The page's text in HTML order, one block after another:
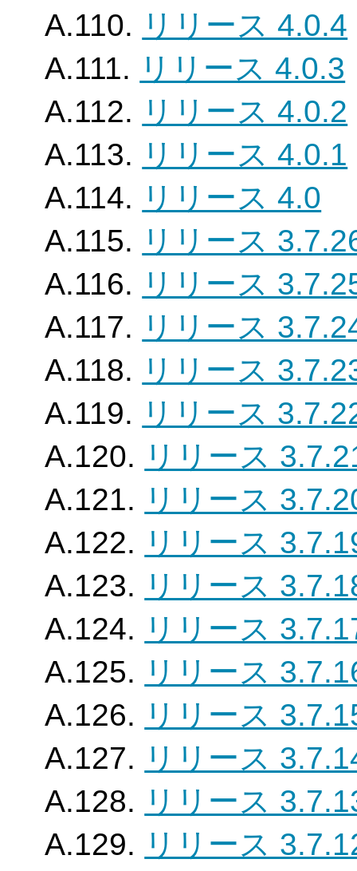
A.110. リリース 4.0.4
A.111. リリース 4.0.3
A.112. リリース 4.0.2
A.113. リリース 4.0.1
A.114. リリース 4.0
A.115. リリース
A.116. リリース
A.117. リリース
A.118. リリース
A.119. リリース
A.120. リリース
A.121. リリース
A.122. リリース
A.123. リリース
A.124. リリース
A.125. リリース
A.126. リリース
A.127. リリース
A.128. リリース
A.129. リリース